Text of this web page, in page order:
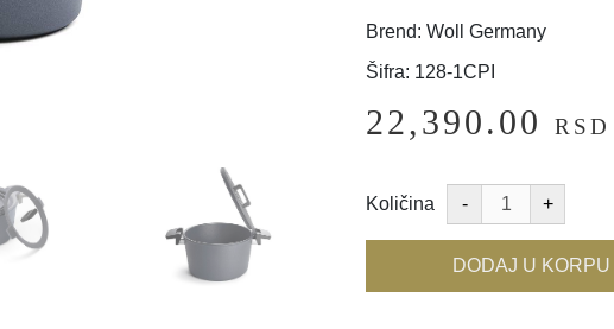
Brend: Woll Germany
Šifra: 128-1CPI
22,390.00 RSD
Količina
DODAJ U KORPU